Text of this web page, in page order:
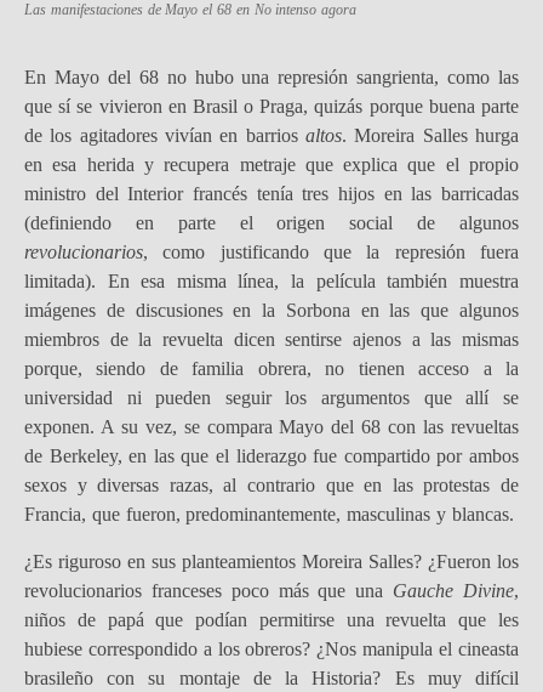
Las manifestaciones de Mayo el 68 en No intenso agora
En Mayo del 68 no hubo una represión sangrienta, como las
que sí se vivieron en Brasil o Praga, quizás porque buena parte
de los agitadores vivían en barrios altos. Moreira Salles hurga
en esa herida y recupera metraje que explica que el propio
ministro del Interior francés tenía tres hijos en las barricadas
(definiendo en parte el origen social de algunos
revolucionarios, como justificando que la represión fuera
limitada). En esa misma línea, la película también muestra
imágenes de discusiones en la Sorbona en las que algunos
miembros de la revuelta dicen sentirse ajenos a las mismas
porque, siendo de familia obrera, no tienen acceso a la
universidad ni pueden seguir los argumentos que allí se
exponen. A su vez, se compara Mayo del 68 con las revueltas
de Berkeley, en las que el liderazgo fue compartido por ambos
sexos y diversas razas, al contrario que en las protestas de
Francia, que fueron, predominantemente, masculinas y blancas.
¿Es riguroso en sus planteamientos Moreira Salles? ¿Fueron los
revolucionarios franceses poco más que una Gauche Divine,
niños de papá que podían permitirse una revuelta que les
hubiese correspondido a los obreros? ¿Nos manipula el cineasta
brasileño con su montaje de la Historia? Es muy difícil